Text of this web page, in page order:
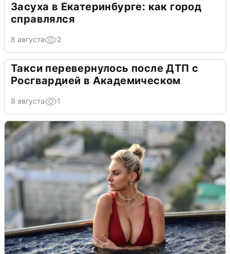
Засуха в Екатеринбурге: как город
справлялся
8 августа 2
Такси перевернулось после ДТП с
Росгвардией в Академическом
8 августа 1